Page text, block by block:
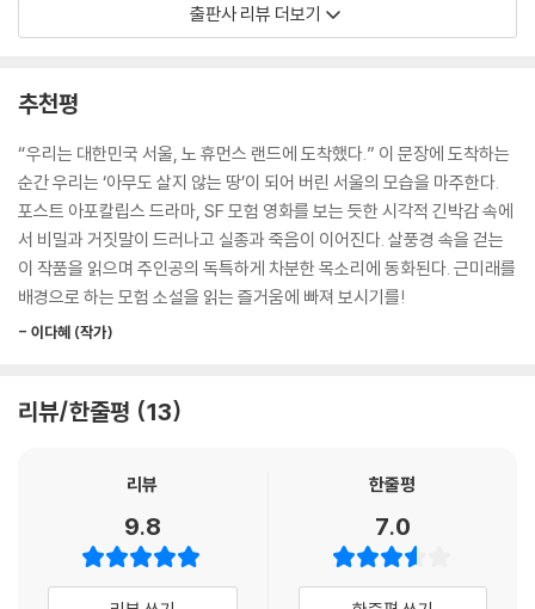
“미아야. 대표님이 그리워한 게 그냥 서울이고, 그냥 회사였어?”
앤이 내 손에 들린 태블릿을 거칠게 낚아챈다.
“대표님이 그리워한 건 재난 이전의 서울이고, 그때의 회사야! 미래가 아
니라 과거라고! 대표님은 자존심을 세우느라 세상이 바뀌었다는 걸 받아
들이지 못했어. 오로지 과거만, 과거만 곱씹고 있었지. 미아야, 말해 봐. 너
도 내가 틀렸다고 생각해?”
--- p.161
어. 자신에게도 타인에게도 환경에도 더 나은 사람이 되는 거야. 아마 대표
있다면 대표님을 다시 살려 놓고 싶을 만큼. 그럼 누가 맞았는지 똑똑히 보
“그렇게 자아를 초월한 깨달음을 얻은 사람들은 문제를 일으키지 않아. 굳
이 남에게서 무엇을 빼앗으려 하지 않지. 그건 나에게서 빼앗는 것과 마찬
가지니까. 누구를 다치게 하지도, 무언가를 파괴하지도 않지. 그렇게 사람
이 만들어 내는 모든 종류의 문제가 자연히 사라지는 거야. 폭력, 절도, 전
기근이 찾아온다. 그리고 2050년, 다시 한번 대규모 기후 재난이 발생한
사람들이 모두 떠난다.
이야기는 2070년, 주인공 미아가 아무도 없는 대한민국 서울에 도착하는
장면으로 시작된다. 미아는 누군가의 은밀한 청탁을 받고 노 휴먼스 랜드
조사단에 ‘시은’이라는 이름으로 잠입했다. 미아의 임무는 수상한 점을 발
견하면 보고하는 것. 파커, 한나, 크리스, 아드리안, 미아로 구성된 조사단
은 용산공원에 베이스캠프를 차리고, 미아는 황폐한 서울의 모습을 유심히
미아의 눈에 들어온 풍경은 우리에게 낯설고도 강렬한 인상을 남긴다. 쓸
될까?
한국형 기후 소설의 새로운 흐름
미아는 한나, 파커와 함께 남산으로 생태 조사를 하러 떠난다. 미아 일행이
용산공원에서 빠져나와 남산 등산로로 접어드는데, 불현듯 무전기가 울리
고 베이스캠프에 남아 있던 크리스의 다급한 목소리가 들린다.
출판사 리뷰 더보기
추천평
“우리는 대한민국 서울, 노 휴먼스 랜드에 도착했다.” 이 문장에 도착하는
순간 우리는 ‘아무도 살지 않는 땅’이 되어 버린 서울의 모습을 마주한다.
포스트 아포칼립스 드라마, SF 모험 영화를 보는 듯한 시각적 긴박감 속에
서 비밀과 거짓말이 드러나고 실종과 죽음이 이어진다. 살풍경 속을 걷는
이 작품을 읽으며 주인공의 독특하게 차분한 목소리에 동화된다. 근미래를
배경으로 하는 모험 소설을 읽는 즐거움에 빠져 보시기를!
- 이다혜 (작가)
리뷰/한줄평 13
리뷰
9.8
한줄평
7.0